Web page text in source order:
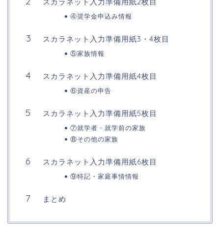
④奨学金申込み情報
スカラネット入力準備用紙3・4枚目
⑤家族情報
スカラネット入力準備用紙4枚目
⑥資産の申告
スカラネット入力準備用紙5枚目
⑦就学者・就学前の家族
⑧その他の家族
スカラネット入力準備用紙6枚目
⑨特記・家庭事情情報
まとめ